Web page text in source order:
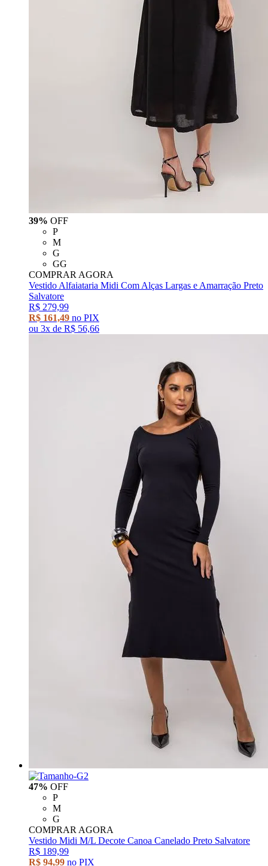
39% OFF
P
M
G
GG
COMPRAR AGORA
Vestido Alfaiataria Midi Com Alças Largas e Amarração Preto
Salvatore
R$ 279,99
R$ 161,49 no PIX
ou 3x de R$ 56,66
47% OFF
P
M
G
COMPRAR AGORA
Vestido Midi M/L Decote Canoa Canelado Preto Salvatore
R$ 189,99
R$ 94,99 no PIX